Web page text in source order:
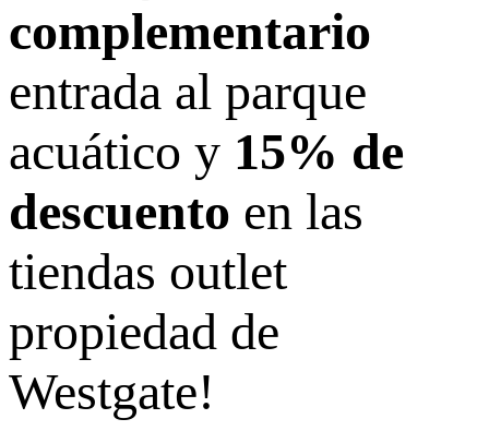
complementario
entrada al parque
acuático y 15% de
descuento en las
tiendas outlet
propiedad de
Westgate!